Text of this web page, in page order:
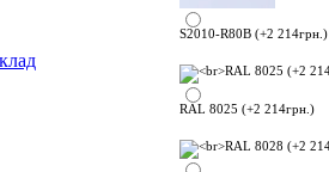
S2010-R80B (+2 214грн.)
RAL 8025 (+2 214грн.)